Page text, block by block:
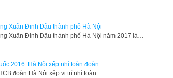
Xuân Đinh Dậu thành phố Hà Nội
Xuân Đinh Dậu thành phố Hà Nội năm 2017 là…
2016: Hà Nội xếp nhì toàn đoàn
đoàn Hà Nội xếp vị trí nhì toàn…